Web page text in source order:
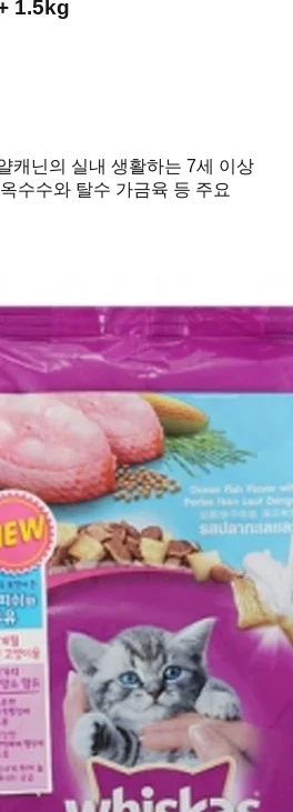
1.5kg
캐닌의 실내 생활하는 7세 이상
수수와 탈수 가금육 등 주요